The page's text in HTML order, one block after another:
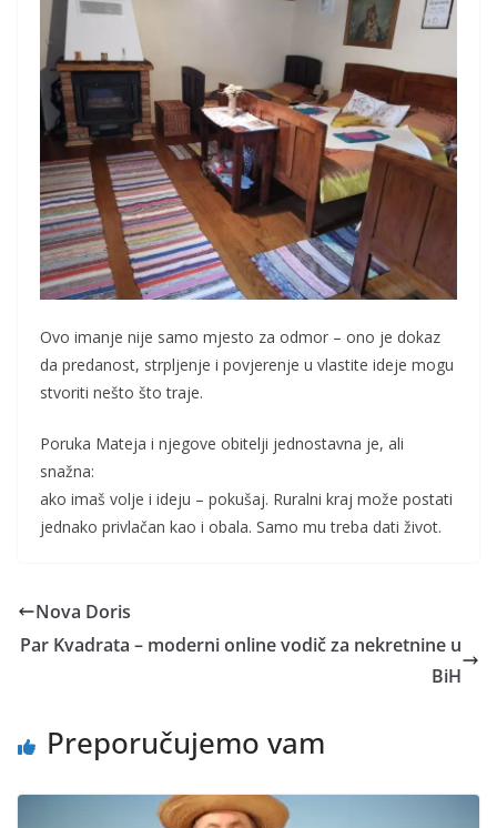
Ovo imanje nije samo mjesto za odmor – ono je dokaz
da predanost, strpljenje i povjerenje u vlastite ideje mogu
stvoriti nešto što traje.
Poruka Mateja i njegove obitelji jednostavna je, ali
snažna:
ako imaš volje i ideju – pokušaj. Ruralni kraj može postati
jednako privlačan kao i obala. Samo mu treba dati život.
Nova Doris
Par Kvadrata – moderni online vodič za nekretnine u
BiH
Preporučujemo vam